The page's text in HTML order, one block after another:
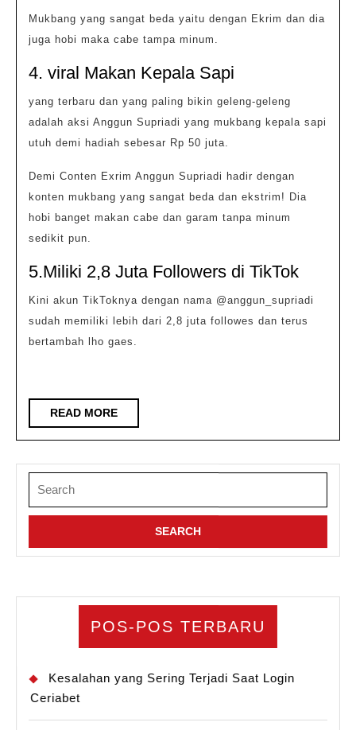
Mukbang yang sangat beda yaitu dengan Ekrim dan dia
juga hobi maka cabe tampa minum.
4. viral Makan Kepala Sapi
yang terbaru dan yang paling bikin geleng-geleng
adalah aksi Anggun Supriadi yang mukbang kepala sapi
utuh demi hadiah sebesar Rp 50 juta.
Demi Conten Exrim Anggun Supriadi hadir dengan
konten mukbang yang sangat beda dan ekstrim! Dia
hobi banget makan cabe dan garam tanpa minum
sedikit pun.
5.Miliki 2,8 Juta Followers di TikTok
Kini akun TikToknya dengan nama @anggun_supriadi
sudah memiliki lebih dari 2,8 juta followes dan terus
bertambah lho gaes.
READ MOREREAD
MORE
for:
POS-POS TERBARU
Kesalahan yang Sering Terjadi Saat Login
Ceriabet